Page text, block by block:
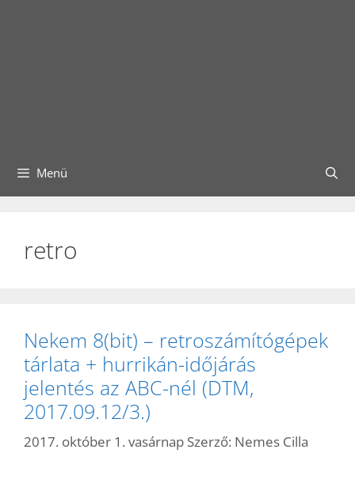
Menü
retro
Nekem 8(bit) – retroszámítógépek
tárlata + hurrikán-időjárás
jelentés az ABC-nél (DTM,
2017.09.12/3.)
2017. október 1. vasárnap Szerző: Nemes Cilla